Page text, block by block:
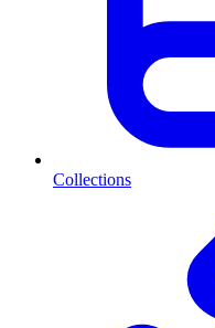
Collections